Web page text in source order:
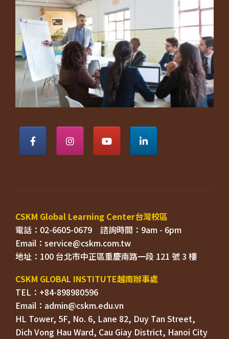
電話：02-6605-0679
Email：
TEL：+84-898980596
HL Tower, 5F, No. 6, Lane 82, Duy Tan Street,
Dich Vong Hau Ward,